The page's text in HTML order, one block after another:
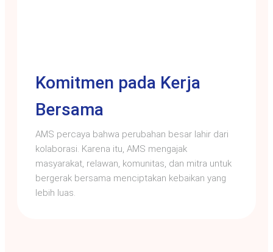
Komitmen pada Kerja
Bersama
AMS percaya bahwa perubahan besar lahir dari
kolaborasi. Karena itu, AMS mengajak
masyarakat, relawan, komunitas, dan mitra untuk
bergerak bersama menciptakan kebaikan yang
lebih luas.